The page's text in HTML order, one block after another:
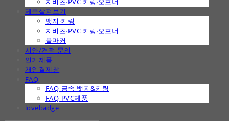
제품살펴보기
뱃지·키링
지비츠·PVC 키링·오프너
볼마커
시안/견적 문의
인기제품
개인결제창
FAQ
FAQ-금속 뱃지&키링
FAQ-PVC제품
lovebadge